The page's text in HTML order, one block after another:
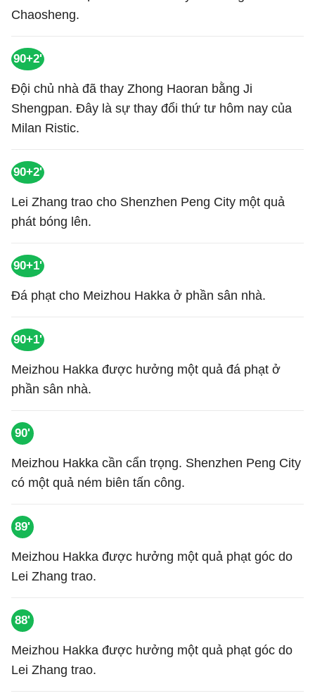
Chaosheng.
90+2'
Đội chủ nhà đã thay Zhong Haoran bằng Ji
Shengpan. Đây là sự thay đổi thứ tư hôm nay của
Milan Ristic.
90+2'
Lei Zhang trao cho Shenzhen Peng City một quả
phát bóng lên.
90+1'
Đá phạt cho Meizhou Hakka ở phần sân nhà.
90+1'
Meizhou Hakka được hưởng một quả đá phạt ở
phần sân nhà.
90'
Meizhou Hakka cần cẩn trọng. Shenzhen Peng City
có một quả ném biên tấn công.
89'
Meizhou Hakka được hưởng một quả phạt góc do
Lei Zhang trao.
88'
Meizhou Hakka được hưởng một quả phạt góc do
Lei Zhang trao.